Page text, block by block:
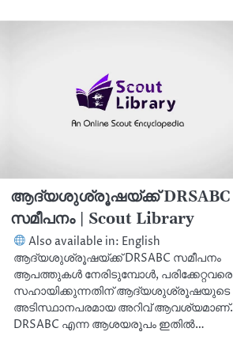
ആദ്യശുശ്രൂഷയ്ക്ക് DRSABC
സമീപനം | Scout Library
Also available in: English
ആദ്യശുശ്രൂഷയ്ക്ക് DRSABC സമീപനം
ആപത്തുകൾ നേരിടുമ്പോൾ, പരിക്കേറ്റവരെ
സഹായിക്കുന്നതിന് ആദ്യശുശ്രൂഷയുടെ
അടിസ്ഥാനപരമായ അറിവ് ആവശ്യമാണ്.
DRSABC എന്ന ആശയരൂപം ഇതിൽ…